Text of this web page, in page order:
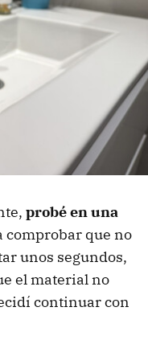
probé en una
comprobar que no
unos segundos,
el material no
continuar con